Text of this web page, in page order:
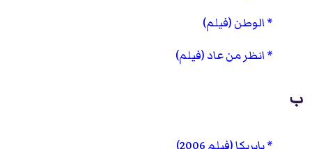
الوطن (فيلم)
انظر من عاد (فيلم)
ب
بابريكا (فيلم 2006)